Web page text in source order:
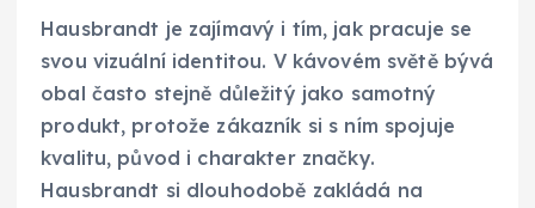
Hausbrandt je zajímavý i tím, jak pracuje se
svou vizuální identitou. V kávovém světě bývá
obal často stejně důležitý jako samotný
produkt, protože zákazník si s ním spojuje
kvalitu, původ i charakter značky.
Hausbrandt si dlouhodobě zakládá na